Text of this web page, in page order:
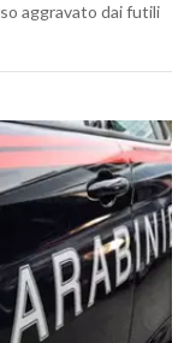
aggravato dai futili